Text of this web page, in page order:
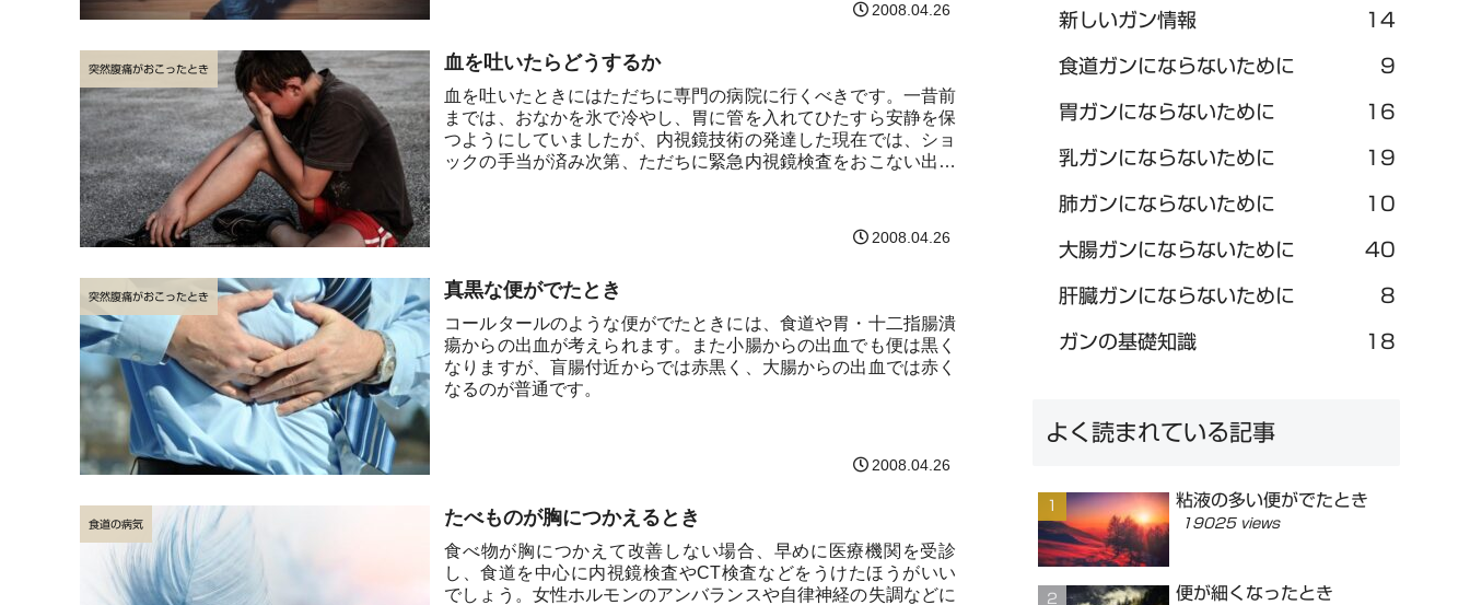
2008.04.26
突然腹痛がおこったとき 血を吐いたらどうするか
血を吐いたときにはただちに専門の病院に行くべきです。一昔前
までは、おなかを氷で冷やし、胃に管を入れてひたすら安静を保
つようにしていましたが、内視鏡技術の発達した現在では、ショ
ックの手当が済み次第、ただちに緊急内視鏡検査をおこない出血
2008.04.26
突然腹痛がおこったとき 真黒な便がでたとき
コールタールのような便がでたときには、食道や胃・十二指腸潰
瘍からの出血が考えられます。また小腸からの出血でも便は黒く
なりますが、盲腸付近からでは赤黒く、大腸からの出血では赤く
なるのが普通です。
2008.04.26
食道の病気 たべものが胸につかえるとき
食べ物が胸につかえて改善しない場合、早めに医療機関を受診
し、食道を中心に内視鏡検査やCT検査などをうけたほうがいい
でしょう。女性ホルモンのアンバランスや自律神経の失調などに
ガンの基礎知識 18
乳ガンにならないために 19
大腸ガンにならないために 40
新しいガン情報 14
肝臓ガンにならないために 8
肺ガンにならないために 10
胃ガンにならないために 16
食道ガンにならないために 9
よく読まれている記事
粘液の多い便がでたとき
19025 views
便が細くなったとき